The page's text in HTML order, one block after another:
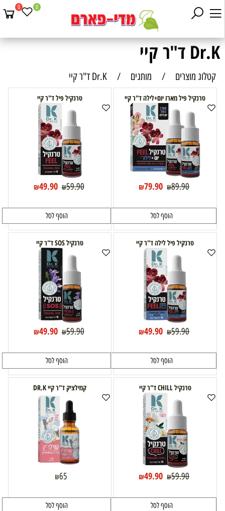
0 0
Dr.K ד"ר קיי
קטלוג מוצרים / מותגים / Dr.K ד"ר קיי
טרנקיל פיל מארז יום+לילה ד"ר קיי
₪89.90
₪79.90
הוסף לסל
טרנקיל פיל ד"ר קיי
₪59.90
₪49.90
הוסף לסל
טרנקיל פיל לילה ד"ר קיי
₪59.90
₪49.90
הוסף לסל
טרנקיל SOS ד"ר קיי
₪59.90
₪49.90
הוסף לסל
טרנקיל CHILL ד"ר קיי
₪59.90
₪49.90
הוסף לסל
קמילציק ד"ר קיי DR.K
₪65
הוסף לסל